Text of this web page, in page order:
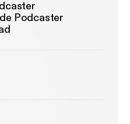
Podcaster